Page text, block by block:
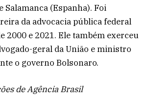
Salamanca (Espanha). Foi
da advocacia pública federal
2000 e 2021. Ele também exerceu
geral da União e ministro
o governo Bolsonaro.
de Agência Brasil